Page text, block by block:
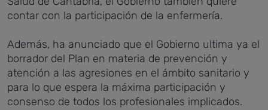
contar con la participación de la enfermería.
Además, ha anunciado que el Gobierno ultima ya el
borrador del Plan en materia de prevención y
atención a las agresiones en el ámbito sanitario y
para lo que espera la máxima participación y
consenso de todos los profesionales implicados.